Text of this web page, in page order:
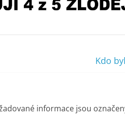
Kdo
informace jsou